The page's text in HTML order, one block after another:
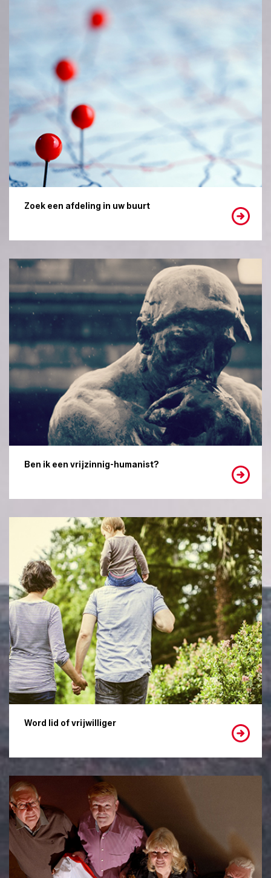
Zoek een afdeling in uw buurt
Ben ik een vrijzinnig-humanist?
Word lid of vrijwilliger